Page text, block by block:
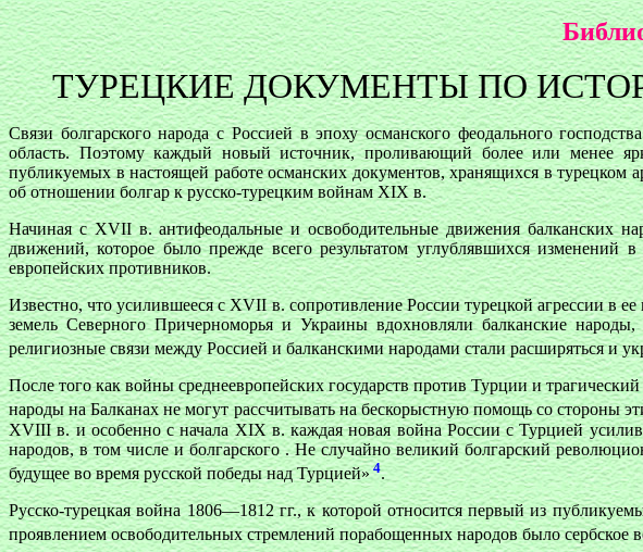
ТУРЕЦКИЕ ДОКУМЕНТЫ ПО
Связи болгарского народа с Россией в эпоху османского феодального
область. Поэтому каждый новый источник, проливающий более или менее
публикуемых в настоящей работе османских документов, хранящихся в
об отношении болгар к русско-турецким войнам XIX в.
Начиная с XVII в. антифеодальные и освободительные движения балканских
движений, которое было прежде всего результатом углублявшихся
европейских противников.
Известно, что усилившееся с XVII в. сопротивление России турецкой агрессии в
земель Северного Причерноморья и Украины вдохновляли балканские
религиозные связи между Россией и балканскими народами стали расширяться и
После того как войны среднеевропейских государств против Турции и
народы на Балканах не могут рассчитывать на бескорыстную помощь со стороны
XVIII в. и особенно с начала XIX в. каждая новая война России с Турцией
народов, в том числе и болгарского . Не случайно великий болгарский
будущее во время русской победы над Турцией» 4.
Русско-турецкая война 1806—1812 гг., к которой относится первый из
проявлением освободительных стремлений порабощенных народов было сербское